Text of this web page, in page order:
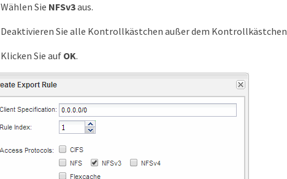
Wählen Sie NFSv3aus.
Deaktivieren Sie alle Kontrollkästchen außer dem Kontrollkästchen
Klicken Sie auf OK.